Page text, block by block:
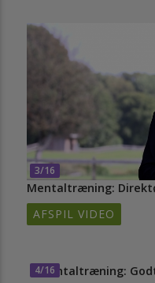
3/16
Mentaltræning:
AFSPIL VIDEO
4/16
Mentaltræning: